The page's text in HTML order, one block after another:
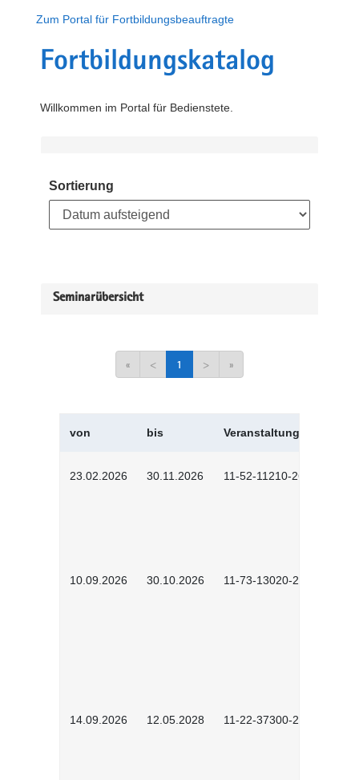
Zum Portal für Fortbildungsbeauftragte
Fortbildungskatalog
Willkommen im Portal für Bedienstete.
Sortierung
Seminarübersicht
« < 1 > »
von bis Veranstaltungskürzel
23.02.2026 30.11.2026 11-52-11210-2602
10.09.2026 30.10.2026 11-73-13020-2601
14.09.2026 12.05.2028 11-22-37300-2604